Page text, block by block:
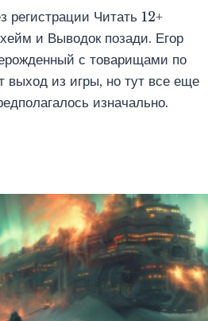
регистрации Читать 12+
и Выводок позади. Егор
с товарищами по
выход из игры, но тут все еще
изначально.